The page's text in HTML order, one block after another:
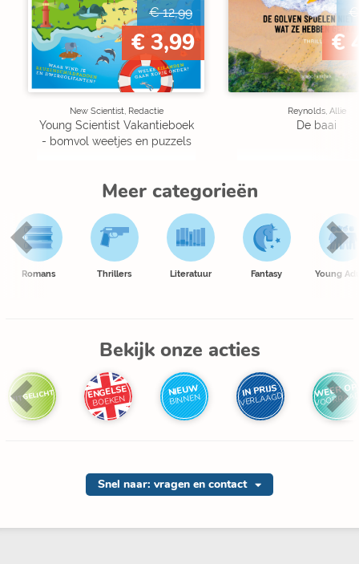
€ 12,99
€ 3,99
New Scientist, Redactie
Young Scientist Vakantieboek
- bomvol weetjes en puzzels
€
€
Reynolds, Allie
De baai
Meer categorieën
Romans Thrillers Literatuur Fantasy Young
Bekijk onze acties
UITGELICHT ENGELSE
BOEKEN
NIEUW
BINNEN IN PRIJS
VERLAAGD WEER OP
Snel naar: vragen en contact